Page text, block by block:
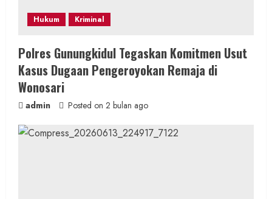
Hukum Kriminal
Polres Gunungkidul Tegaskan Komitmen Usut
Kasus Dugaan Pengeroyokan Remaja di
Wonosari
admin Posted on 2 bulan ago